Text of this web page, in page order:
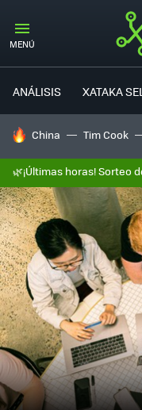
MENÚ
ANÁLISIS XATAKA
HOY SE HABLA DE
China Tim Cook
🌿¡Últimas horas! Sorteo